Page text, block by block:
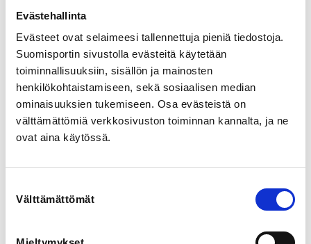
Evästehallinta
Evästeet ovat selaimeesi tallennettuja pieniä tiedostoja.
Suomisportin sivustolla evästeitä käytetään
toiminnallisuuksiin, sisällön ja mainosten
henkilökohtaistamiseen, sekä sosiaalisen median
ominaisuuksien tukemiseen. Osa evästeistä on
välttämättömiä verkkosivuston toiminnan kannalta, ja ne
ovat aina käytössä.
valinta
Välttämättömät
SPORTS
Pole Sports and Arts, Tankotanssi
REGISTRATION PERIOD
Fr 1.5.2026 at 00:01 - Fr 28.8.2026 at 23:59
PRICES
Kuvapaketti sisältää 5kpl kuvia ja videon parisarjasta.